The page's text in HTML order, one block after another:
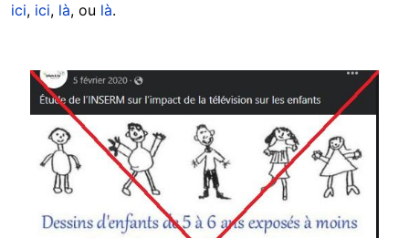
ici, ici, là, ou là.
Image